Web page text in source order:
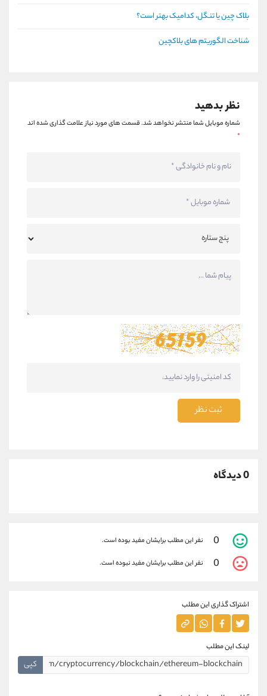
بلاک چین یا تنگل، کدامیک بهتر است؟
شناخت الگوریتم های بلاکچین
نظر بدهید
شماره موبایل شما منتشر نخواهد شد.قسمت های مورد نیاز علامت گذاری شده اند
*
ثبت نظر
0 دیدگاه
0 نفر این مطلب برایشان مفید بوده است.
0 نفر این مطلب برایشان مفید نبوده است.
اشتراک گذاری این مطلب
لینک این مطلب
کپی